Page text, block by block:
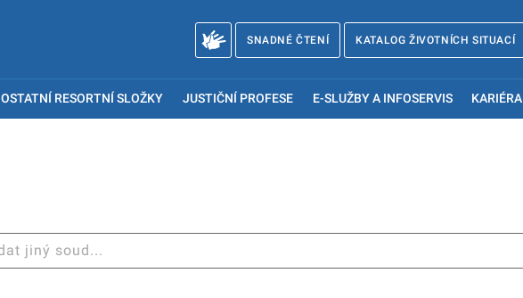
SNADNÉ ČTENÍ KATALOG ŽIVOTNÍCH SITUACÍ
OSTATNÍ RESORTNÍ SLOŽKY JUSTIČNÍ PROFESE E-SLUŽBY A INFOSERVIS KARIÉRA